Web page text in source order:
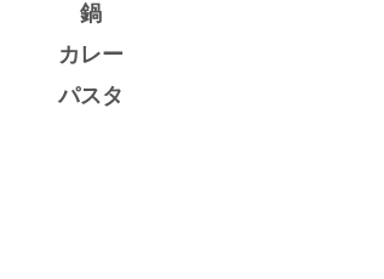
鍋
カレー
パスタ